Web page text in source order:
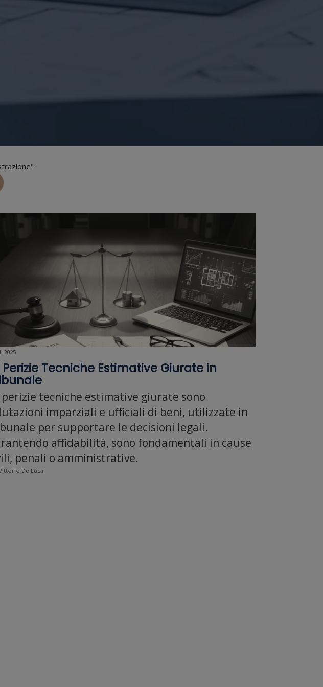
2025
Perizie Tecniche Estimative Giurate in
perizie tecniche estimative giurate sono
imparziali e ufficiali di beni, utilizzate in
per supportare le decisioni legali.
affidabilità, sono fondamentali in cause
penali o amministrative.
De Luca